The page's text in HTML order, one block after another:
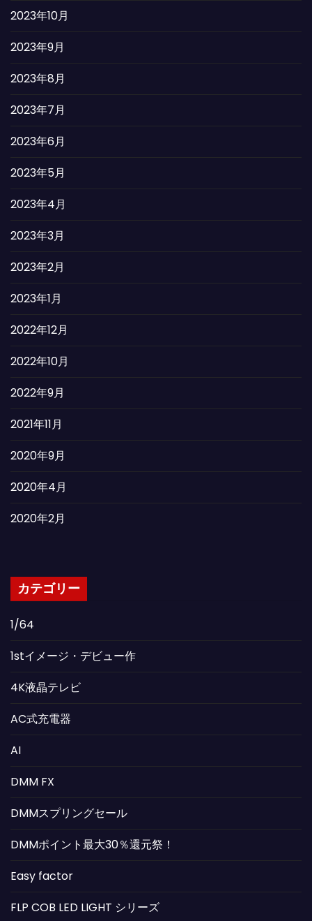
2023年10月
2023年9月
2023年8月
2023年7月
2023年6月
2023年5月
2023年4月
2023年3月
2023年2月
2023年1月
2022年12月
2022年10月
2022年9月
2021年11月
2020年9月
2020年4月
2020年2月
カテゴリー
1/64
1stイメージ・デビュー作
4K液晶テレビ
AC式充電器
AI
DMM FX
DMMスプリングセール
DMMポイント最大30％還元祭！
Easy factor
FLP COB LED LIGHT シリーズ